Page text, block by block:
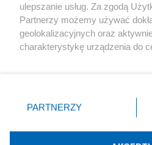
X Facebook
ulepszanie usług. Za zgodą
Partnerzy możemy używać
geolokalizacyjnych oraz
charakterystykę urządzenia do
zmienić/wycofać klikając
znajdujący się w lewym dolnym
rodzaje przetwarzania danych
użytkownika, ale masz prawo
PARTNERZY